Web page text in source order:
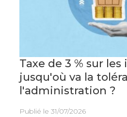
Taxe de 3 % sur
jusqu'où va la
l'administration ?
Publié le 31/07/2026